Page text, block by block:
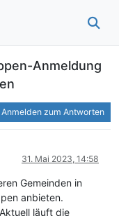
Anmeldung
Anmelden zum Antworten
31. Mai 2023, 14:58
Gemeinden in
anbieten.
läuft die